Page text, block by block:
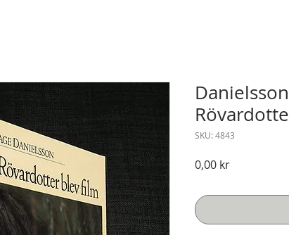
SKU: 4843
0,00 krPris